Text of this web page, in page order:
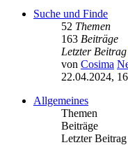
Suche und Finde
52 Themen
163 Beiträge
Letzter Beitrag
von Cosima
22.04.2024,
Allgemeines
Themen
Beiträge
Letzter Beitrag